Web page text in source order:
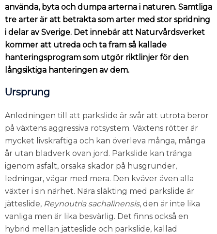
använda, byta och dumpa arterna i naturen. Samtliga
tre arter är att betrakta som arter med stor spridning
i delar av Sverige. Det innebär att Naturvårdsverket
kommer att utreda och ta fram så kallade
hanteringsprogram som utgör riktlinjer för den
långsiktiga hanteringen av dem.
Ursprung
Anledningen till att parkslide är svår att utrota beror
på växtens aggressiva rotsystem. Växtens rötter är
mycket livskraftiga och kan överleva många, många
år utan bladverk ovan jord. Parkslide kan tränga
igenom asfalt, orsaka skador på husgrunder,
ledningar, vägar med mera. Den kväver även alla
växter i sin närhet. Nära släkting med parkslide är
jätteslide, Reynoutria sachalinensis, den är inte lika
vanliga men är lika besvärlig. Det finns också en
hybrid mellan jätteslide och parkslide, kallad